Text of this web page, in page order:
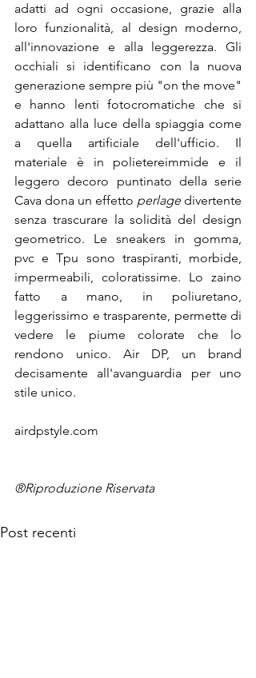
adatti ad ogni occasione, grazie alla
loro funzionalità, al design moderno,
all'innovazione e alla leggerezza. Gli
occhiali si identificano con la nuova
generazione sempre più "on the move"
e hanno lenti fotocromatiche che si
adattano alla luce della spiaggia come
a quella artificiale dell'ufficio. Il
materiale è in polietereimmide e il
leggero decoro puntinato della serie
Cava dona un effetto perlage divertente
senza trascurare la solidità del design
geometrico. Le sneakers in gomma,
pvc e Tpu sono traspiranti, morbide,
impermeabili, coloratissime. Lo zaino
fatto a mano, in poliuretano,
leggerissimo e trasparente, permette di
vedere le piume colorate che lo
rendono unico. Air DP, un brand
decisamente all'avanguardia per uno
stile unico.
airdpstyle.com
®Riproduzione Riservata
Post recenti